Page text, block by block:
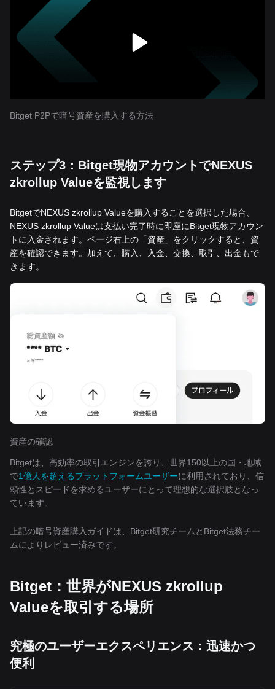
Bitget P2Pで暗号資産を購入する方法
ステップ3：Bitget現物アカウントでNEXUS
zkrollup Valueを監視します
BitgetでNEXUS zkrollup Valueを購入することを選択した場合、
NEXUS zkrollup Valueは支払い完了時に即座にBitget現物アカウン
トに入金されます。ページ右上の「資産」をクリックすると、資
産を確認できます。加えて、購入、入金、交換、取引、出金もで
きます。
資産の確認
Bitgetは、高効率の取引エンジンを誇り、世界150以上の国・地域
で1億人を超えるプラットフォームユーザーに利用されており、信
頼性とスピードを求めるユーザーにとって理想的な選択肢となっ
ています。
上記の暗号資産購入ガイドは、Bitget研究チームとBitget法務チー
ムによりレビュー済みです。
Bitget：世界がNEXUS zkrollup
Valueを取引する場所
究極のユーザーエクスペリエンス：迅速かつ
便利